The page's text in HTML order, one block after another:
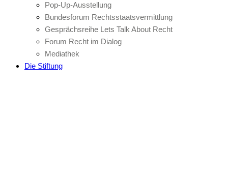
Pop-Up-Ausstellung
Bundesforum Rechtsstaatsvermittlung
Gesprächsreihe Lets Talk About Recht
Forum Recht im Dialog
Mediathek
Die Stiftung